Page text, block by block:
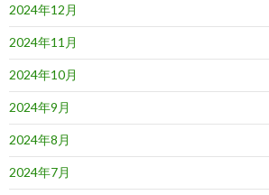
2024年12月
2024年11月
2024年10月
2024年9月
2024年8月
2024年7月